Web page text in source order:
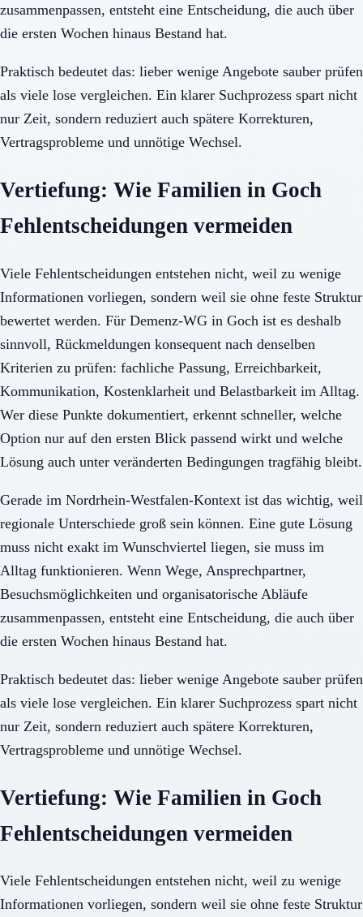
zusammenpassen, entsteht eine Entscheidung, die auch über
die ersten Wochen hinaus Bestand hat.
Praktisch bedeutet das: lieber wenige Angebote sauber prüfen
als viele lose vergleichen. Ein klarer Suchprozess spart nicht
nur Zeit, sondern reduziert auch spätere Korrekturen,
Vertragsprobleme und unnötige Wechsel.
Vertiefung: Wie Familien in Goch
Fehlentscheidungen vermeiden
Viele Fehlentscheidungen entstehen nicht, weil zu wenige
Informationen vorliegen, sondern weil sie ohne feste Struktur
bewertet werden. Für Demenz-WG in Goch ist es deshalb
sinnvoll, Rückmeldungen konsequent nach denselben
Kriterien zu prüfen: fachliche Passung, Erreichbarkeit,
Kommunikation, Kostenklarheit und Belastbarkeit im Alltag.
Wer diese Punkte dokumentiert, erkennt schneller, welche
Option nur auf den ersten Blick passend wirkt und welche
Lösung auch unter veränderten Bedingungen tragfähig bleibt.
Gerade im Nordrhein-Westfalen-Kontext ist das wichtig, weil
regionale Unterschiede groß sein können. Eine gute Lösung
muss nicht exakt im Wunschviertel liegen, sie muss im
Alltag funktionieren. Wenn Wege, Ansprechpartner,
Besuchsmöglichkeiten und organisatorische Abläufe
zusammenpassen, entsteht eine Entscheidung, die auch über
die ersten Wochen hinaus Bestand hat.
Praktisch bedeutet das: lieber wenige Angebote sauber prüfen
als viele lose vergleichen. Ein klarer Suchprozess spart nicht
nur Zeit, sondern reduziert auch spätere Korrekturen,
Vertragsprobleme und unnötige Wechsel.
Vertiefung: Wie Familien in Goch
Fehlentscheidungen vermeiden
Viele Fehlentscheidungen entstehen nicht, weil zu wenige
Informationen vorliegen, sondern weil sie ohne feste Struktur